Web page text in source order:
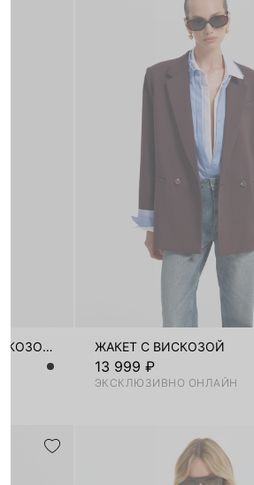
ПРИТАЛЕННЫЙ ЖАКЕТ С ВИСКОЗОЙ ЖАКЕТ С ВИСКОЗОЙ
13 999 ₽
ЭКСКЛЮЗИВНО ОНЛАЙН